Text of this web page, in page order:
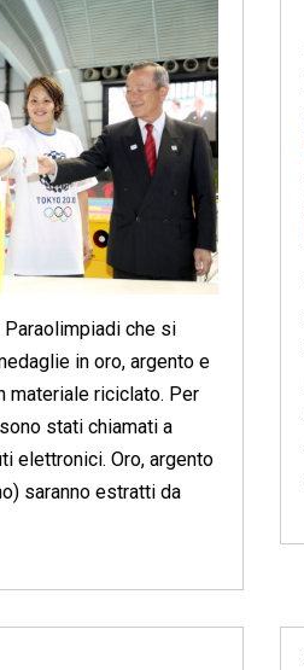
che si
in oro, argento e
materiale riciclato. Per
stati chiamati a
elettronici. Oro, argento
saranno estratti da